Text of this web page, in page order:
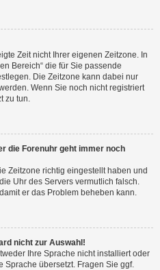
Zeit nicht Ihrer eigenen Zeitzone. In
Bereich“ die für Sie passende
Die Zeitzone kann dabei nur
Wenn Sie noch nicht registriert
zu tun.
die Forenuhr geht immer noch
Zeitzone richtig eingestellt haben und
Uhr des Servers vermutlich falsch.
er das Problem beheben kann.
nicht zur Auswahl!
Ihre Sprache nicht installiert oder
Sprache übersetzt. Fragen Sie ggf.